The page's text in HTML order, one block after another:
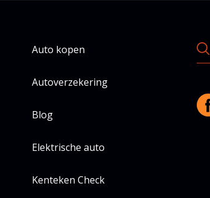
Auto kopen
Autoverzekering
Blog
Elektrische auto
Kenteken Check